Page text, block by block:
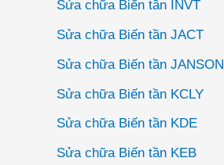
Sửa chữa Biến tần INVT
Sửa chữa Biến tần JACT
Sửa chữa Biến tần JANSON
Sửa chữa Biến tần KCLY
Sửa chữa Biến tần KDE
Sửa chữa Biến tần KEB